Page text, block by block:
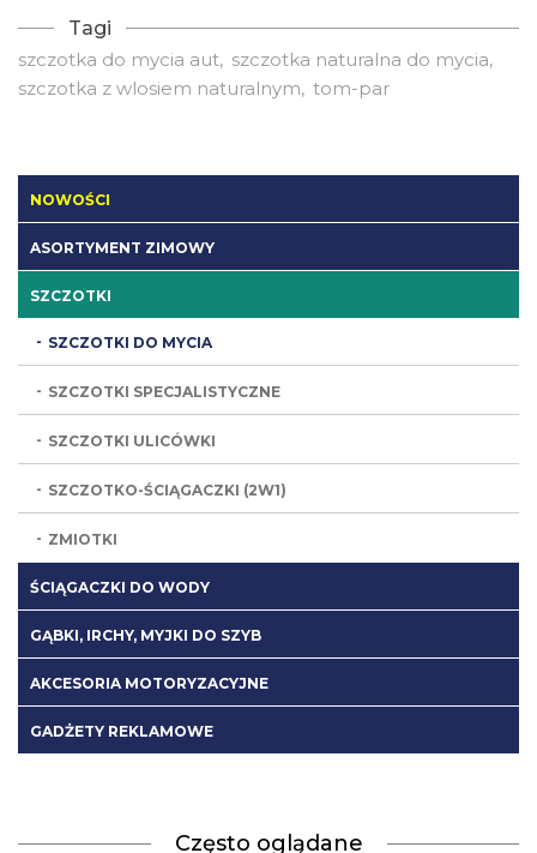
NOWOŚCI
ASORTYMENT ZIMOWY
SZCZOTKI
SZCZOTKI DO MYCIA
SZCZOTKI SPECJALISTYCZNE
SZCZOTKI ULICÓWKI
SZCZOTKO-ŚCIĄGACZKI (2W1)
ZMIOTKI
ŚCIĄGACZKI DO WODY
GĄBKI, IRCHY, MYJKI DO SZYB
AKCESORIA MOTORYZACYJNE
GADŻETY REKLAMOWE
Tagi
szczotka do mycia aut szczotka naturalna do mycia
szczotka z wlosiem naturalnym tom-par
Często oglądane